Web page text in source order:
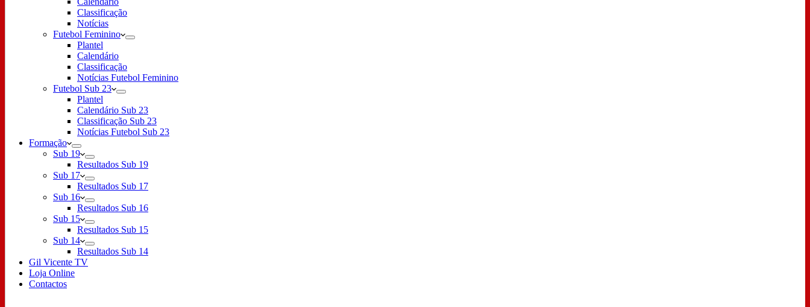
Classificação
Notícias
Futebol Feminino
Plantel
Calendário
Classificação
Notícias Futebol Feminino
Futebol Sub 23
Plantel
Calendário Sub 23
Classificação Sub 23
Notícias Futebol Sub 23
Formação
Sub 19
Resultados Sub 19
Sub 17
Resultados Sub 17
Sub 16
Resultados Sub 16
Sub 15
Resultados Sub 15
Sub 14
Resultados Sub 14
Gil Vicente TV
Loja Online
Contactos